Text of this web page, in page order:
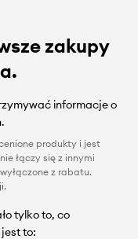
zakupy
informacje o
produkty i jest
łączy się z innymi
z rabatu.
.
tylko to, co
to: